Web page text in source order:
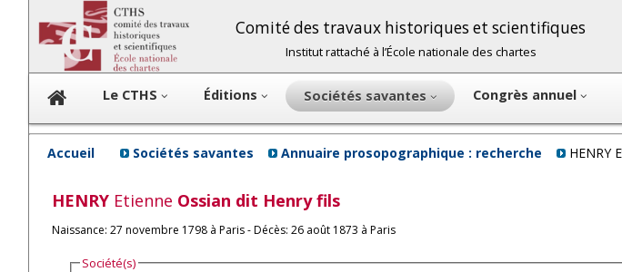
Comité des travaux historiques et scientifiques
Institut rattaché à l’École nationale des chartes
Le CTHS Éditions Sociétés savantes Congrès annuel
Accueil Sociétés savantes Annuaire prosopographique : recherche HENRY
HENRY Etienne Ossian dit Henry fils
Naissance: 27 novembre 1798 à Paris - Décès: 26 août 1873 à Paris
Société(s)